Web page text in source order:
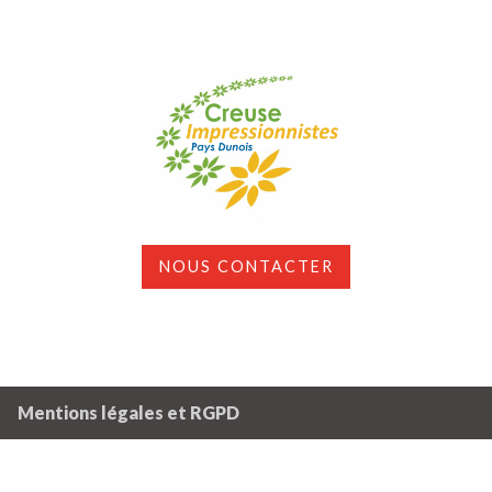
NOUS CONTACTER
Mentions légales et RGPD